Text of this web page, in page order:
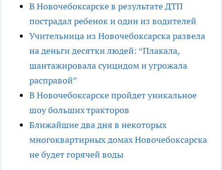
В Новочебоксарске в результате ДТП
пострадал ребенок и один из водителей
Учительница из Новочебоксарска развела
на деньги десятки людей: “Плакала,
шантажировала суицидом и угрожала
расправой”
В Новочебоксарске пройдет уникальное
шоу больших тракторов
Ближайшие два дня в некоторых
многоквартирных домах Новочебоксарска
не будет горячей воды